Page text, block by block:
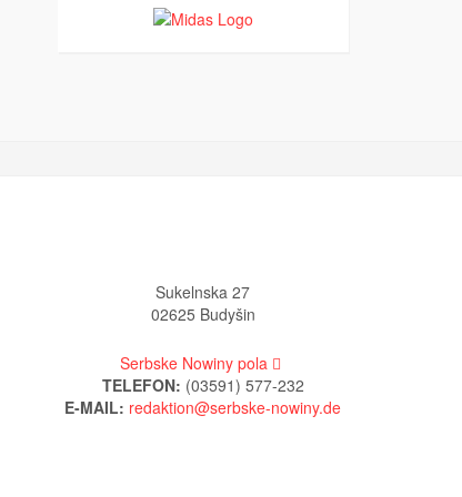
Sukelnska 27
02625 Budyšin
Serbske Nowiny pola
TELEFON: (03591) 577-232
E-MAIL: